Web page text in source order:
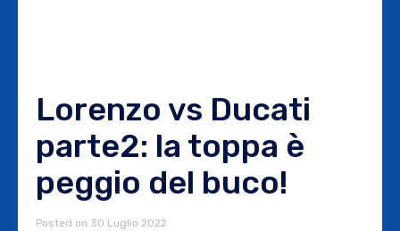
Lorenzo vs Ducati
parte2: la toppa è
peggio del buco!
Posted on 30 Luglio 2022